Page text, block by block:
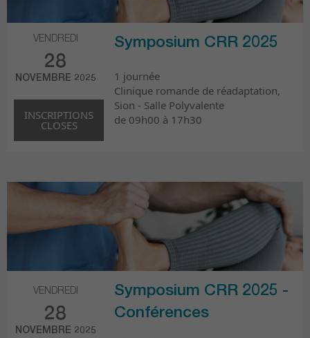
VENDREDI
28
NOVEMBRE 2025
INSCRIPTIONS
CLOSES
Symposium CRR 2025
1 journée
Clinique romande de réadaptation,
Sion - Salle Polyvalente
de 09h00 à 17h30
VENDREDI
28
NOVEMBRE 2025
Symposium CRR 2025 -
Conférences